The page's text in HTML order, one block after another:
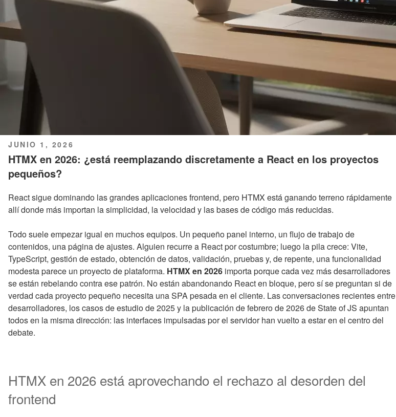
PUBLICADO
EL
JUNIO 1, 2026
HTMX en 2026: ¿está reemplazando discretamente a React en los proyectos
pequeños?
React sigue dominando las grandes aplicaciones frontend, pero HTMX está ganando terreno rápidamente
allí donde más importan la simplicidad, la velocidad y las bases de código más reducidas.
Todo suele empezar igual en muchos equipos. Un pequeño panel interno, un flujo de trabajo de
contenidos, una página de ajustes. Alguien recurre a React por costumbre; luego la pila crece: Vite,
TypeScript, gestión de estado, obtención de datos, validación, pruebas y, de repente, una funcionalidad
modesta parece un proyecto de plataforma. HTMX en 2026 importa porque cada vez más desarrolladores
se están rebelando contra ese patrón. No están abandonando React en bloque, pero sí se preguntan si de
verdad cada proyecto pequeño necesita una SPA pesada en el cliente. Las conversaciones recientes entre
desarrolladores, los casos de estudio de 2025 y la publicación de febrero de 2026 de State of JS apuntan
todos en la misma dirección: las interfaces impulsadas por el servidor han vuelto a estar en el centro del
debate.
HTMX en 2026 está aprovechando el rechazo al desorden del
frontend